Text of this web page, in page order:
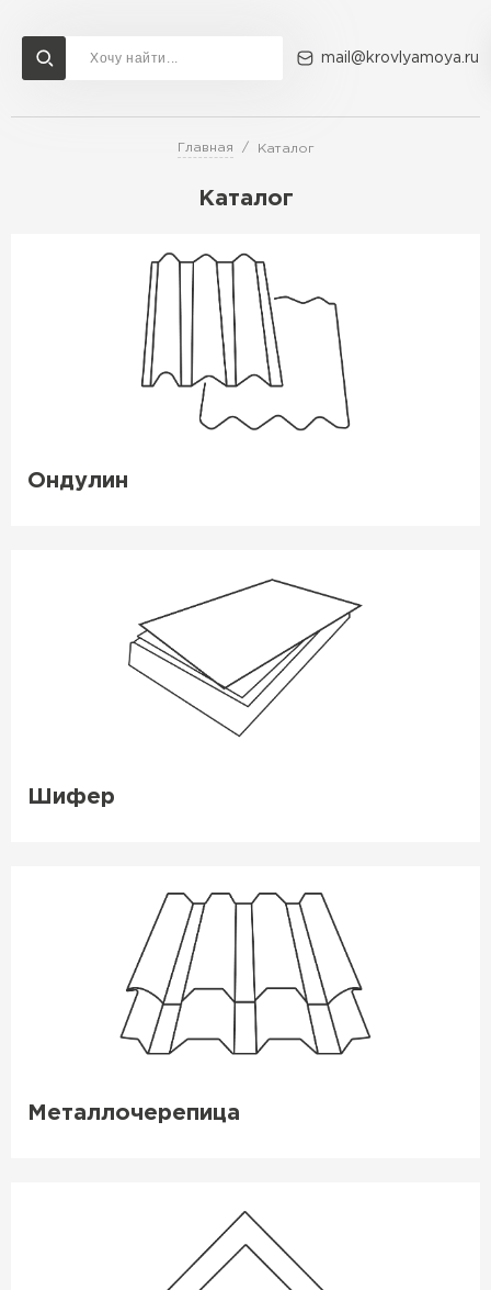
mail@krovlyamoya.ru
Главная Каталог
Каталог
Ондулин
Шифер
Металлочерепица
Расчет штакетника для забора
Расчет софитов для кровли
Расчет фальцевой кровли
Расчет кровли из профнастила
Расчет кровли из металлочерепицы
Доставка
Перейти в каталог
Металлочерепица
ПЕРЕЙТИ
Гибкая черепица
ПЕРЕЙТИ